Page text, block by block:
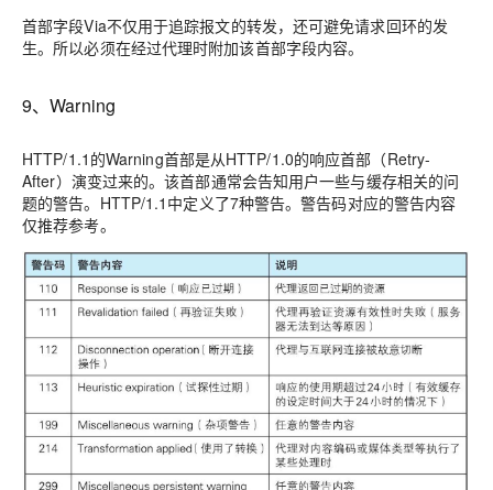
首部字段Via不仅用于追踪报文的转发，还可避免请求回环的发
生。所以必须在经过代理时附加该首部字段内容。
9、Warning
HTTP/1.1的Warning首部是从HTTP/1.0的响应首部（Retry-
After）演变过来的。该首部通常会告知用户一些与缓存相关的问
题的警告。HTTP/1.1中定义了7种警告。警告码对应的警告内容
仅推荐参考。